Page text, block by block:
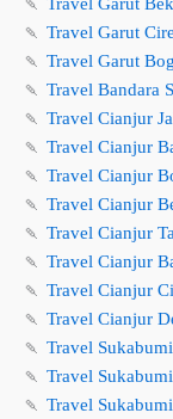
🍡 Travel Garut
🍡 Travel Garut
🍡 Travel Bandara
🍡 Travel Cianjur
🍡 Travel Cianjur
🍡 Travel Cianjur
🍡 Travel Cianjur
🍡 Travel Cianjur
🍡 Travel Cianjur
🍡 Travel Cianjur
🍡 Travel Cianjur
🍡 Travel
🍡 Travel
🍡 Travel